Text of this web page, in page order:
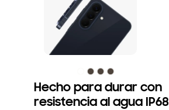
Hecho para durar con
resistencia al agua IP68